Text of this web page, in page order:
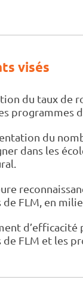
visés
du taux de
programmes
du
dans les
de FLM, en
d’efficacité
de FLM et les